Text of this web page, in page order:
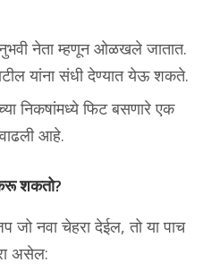
नेता म्हणून ओळखले जातात.
यांना संधी देण्यात येऊ शकते.
निकषांमध्ये फिट बसणारे एक
वाढली आहे.
शकतो?
जो नवा चेहरा देईल, तो या पाच
असेल: